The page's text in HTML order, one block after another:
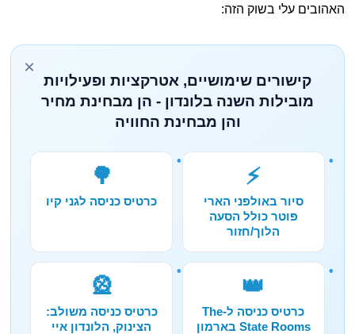
האהובים עלי בשוק הזה:
×
קישורים שימושיים, אטרקציות ופעילויות
מובילות השנה בלונדון - הן מבחינת מחיר
והן מבחינת החוויה
⚡
סיור באולפני הארי
פוטר כולל הסעה
הלוך/חזור
🌳
כרטיס כניסה לגני קיו
👑
כרטיס כניסה ל-The
State Rooms בארמון
🎡
כרטיס כניסה משולב:
הצינוק, הלונדון איי